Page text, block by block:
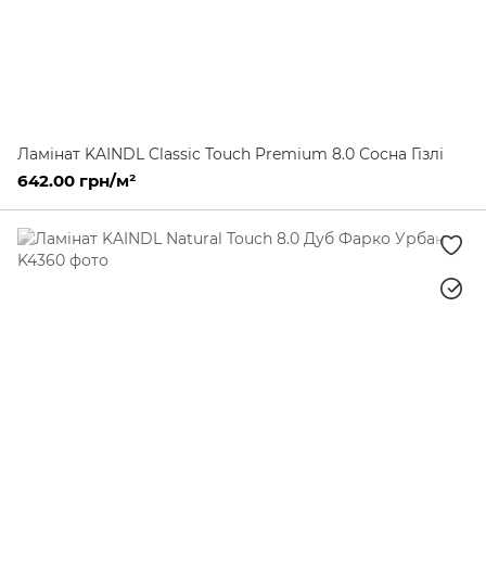
Ламінат KAINDL Classic Touch Premium 8.0 Сосна Гізлі
642.00 грн/м²